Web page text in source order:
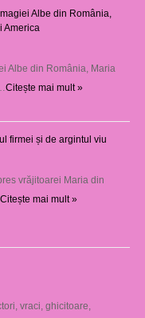
Albe din România,
America
Albe din România, Maria
Citește mai mult »
firmei și de argintul viu
vrăjitoarei Maria din
Citește mai mult »
vraci, ghicitoare,